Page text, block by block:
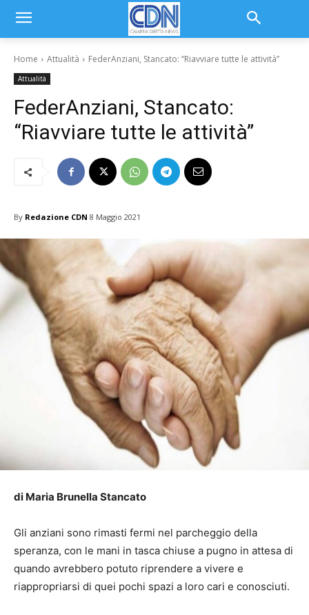
Home Attualità FederAnziani, Stancato: “Riavviare tutte le attività”
Attualità
FederAnziani, Stancato:
“Riavviare tutte le attività”
By Redazione CDN 8 Maggio 2021
di Maria Brunella Stancato
Gli anziani sono rimasti fermi nel parcheggio della
speranza, con le mani in tasca chiuse a pugno in attesa di
quando avrebbero potuto riprendere a vivere e
riappropriarsi di quei pochi spazi a loro cari e conosciuti.